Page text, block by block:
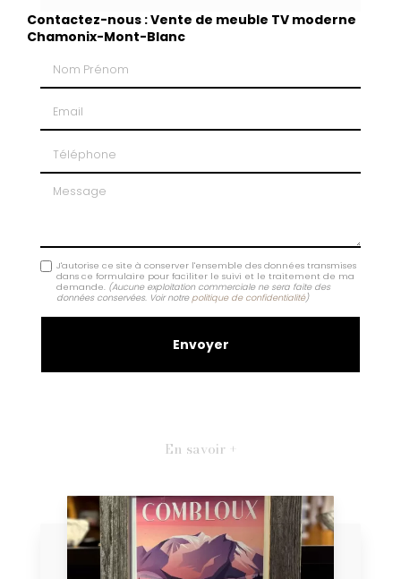
Contactez-nous : Vente de meuble TV moderne
Chamonix-Mont-Blanc
Message
J'autorise ce site à conserver l'ensemble des données transmises
dans ce formulaire pour faciliter le suivi et le traitement de ma
demande. (Aucune exploitation commerciale ne sera faite des
données conservées. Voir notre politique de confidentialité)
En savoir +